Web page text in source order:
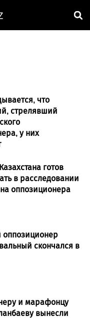
что
стрелявший
у них
готов
в расследовании
оппозиционера
оппозиционер
скончался в
и марафонцу
вынесли